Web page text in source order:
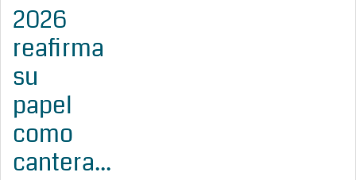
2026
reafirma
su
papel
como
cantera...